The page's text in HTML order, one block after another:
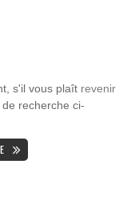
s'il vous plaît revenir
recherche ci-